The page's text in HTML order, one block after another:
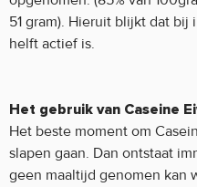
51 gram). Hieruit blijkt dat bij
helft actief is.
Het gebruik van Caseine
Het beste moment om
slapen gaan. Dan ontstaat
geen maaltijd genomen kan